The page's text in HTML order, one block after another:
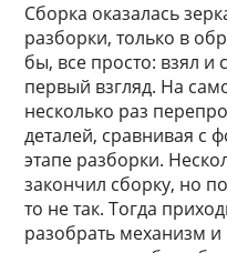
Сборка оказалась
разборки, только в
бы, все просто: взял и
первый взгляд. На
несколько раз
деталей, сравнивая с
этапе разборки.
закончил сборку, но
то не так. Тогда
разобрать механизм